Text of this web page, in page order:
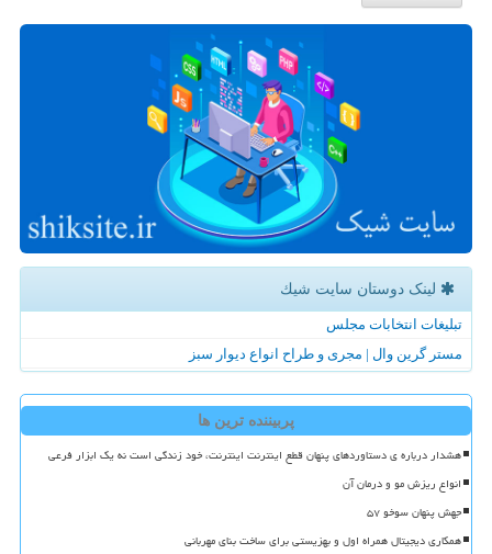
لینک دوستان سایت شیك
تبلیغات انتخابات مجلس
مستر گرین وال | مجری و طراح انواع دیوار سبز
پربیننده ترین ها
هشدار درباره ی دستاوردهای پنهان قطع اینترنت اینترنت، خود زندگی است نه یک ابزار فرعی
انواع ریزش مو و درمان آن
جهش پنهان سوخو ۵۷
همکاری دیجیتال همراه اول و بهزیستی برای ساخت بنای مهربانی